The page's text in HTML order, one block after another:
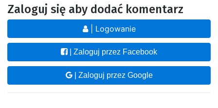
Zaloguj się aby dodać komentarz
| Logowanie
| Zaloguj przez Facebook
| Zaloguj przez Google